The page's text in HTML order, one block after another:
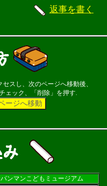
返事を書く
スし、次のページへ移動後、
ェック、「削除」を押す.
ンマンこどもミュージアム